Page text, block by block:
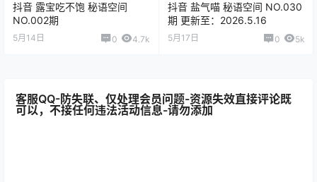
抖音 露宝吃不饱 秘语空间
NO.002期
5月14日 0 4.7k
抖音 盐气喵 秘语空间 NO.030
期 更新至：2026.5.16
5月17日 0 5k
客服QQ-防失联、仅处理会员问题-资源失效直接评论既
可以，不接任何违法活动信息-请勿添加